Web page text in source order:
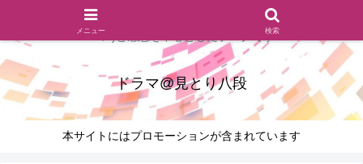
ドラマのシーンとセリフを切り取ったあらすじレビュー(復習ネタ
バレ)と感想を中心としたブログです
ドラマ@見とり八段
本サイトにはプロモーションが含まれています
メニュー 検索